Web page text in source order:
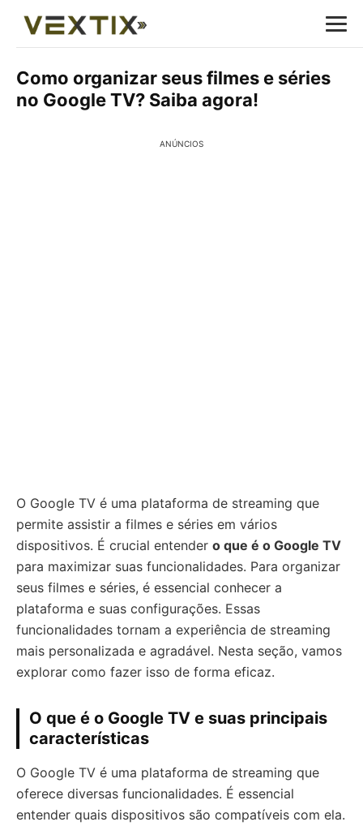
Como organizar seus filmes e séries
no Google TV? Saiba agora!
ANÚNCIOS
O Google TV é uma plataforma de streaming que
permite assistir a filmes e séries em vários
dispositivos. É crucial entender o que é o Google TV
para maximizar suas funcionalidades. Para organizar
seus filmes e séries, é essencial conhecer a
plataforma e suas configurações. Essas
funcionalidades tornam a experiência de streaming
mais personalizada e agradável. Nesta seção, vamos
explorar como fazer isso de forma eficaz.
O que é o Google TV e suas principais
características
O Google TV é uma plataforma de streaming que
oferece diversas funcionalidades. É essencial
entender quais dispositivos são compatíveis com ela.